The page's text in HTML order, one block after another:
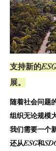
支持新的
展。
随着社会问题
组织无论规模
我们需要一个
还从ESG和